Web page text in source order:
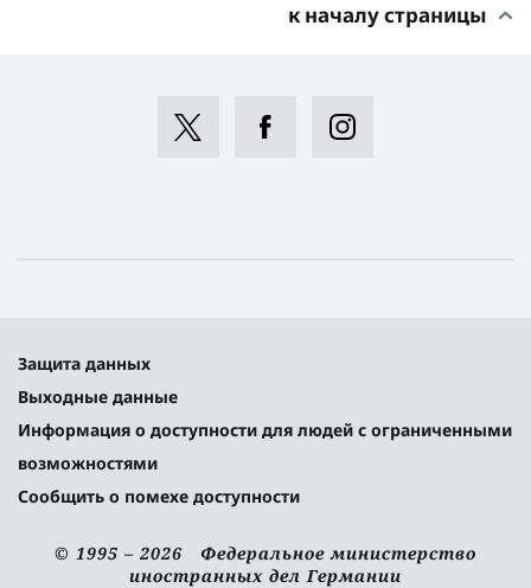
к началу страницы
Защита данных
Выходные данные
Информация о доступности для людей с ограниченными
возможностями
Сообщить о помехе доступности
© 1995 – 2026 Федеральное министерство
иностранных дел Германии